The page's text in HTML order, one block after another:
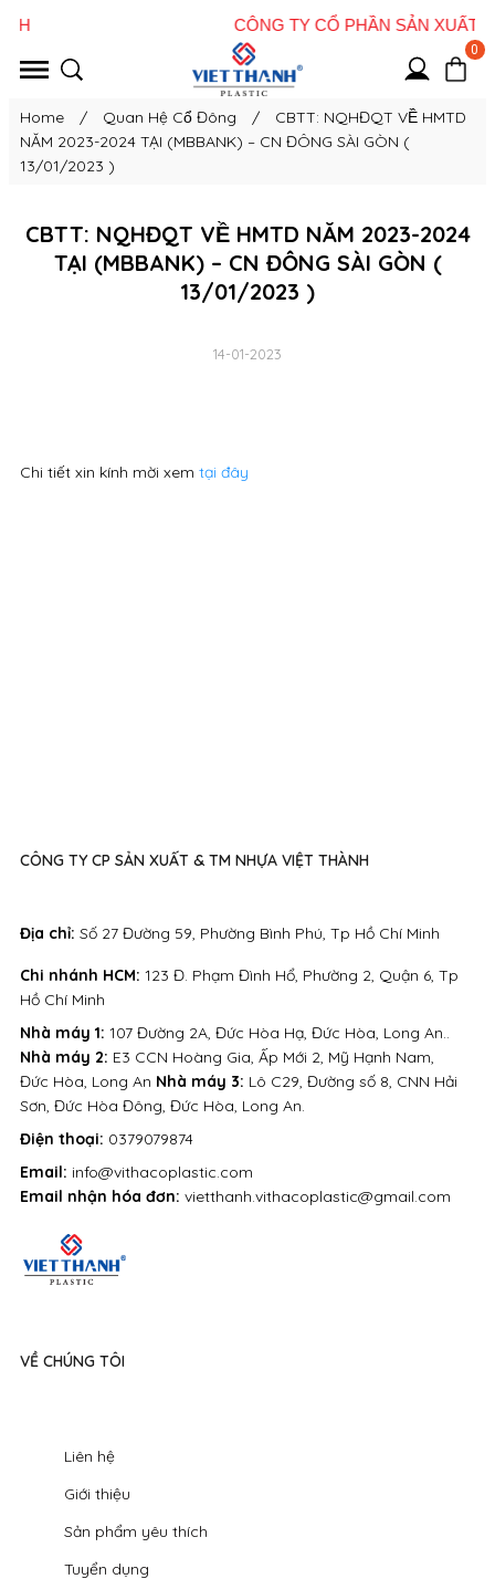
0
Home / Quan Hệ Cổ Đông /
CBTT: NQHĐQT VỀ HMTD
NĂM 2023-2024 TẠI (MBBANK) – CN ĐÔNG SÀI GÒN (
13/01/2023 )
CBTT: NQHĐQT VỀ HMTD NĂM 2023-2024
TẠI (MBBANK) – CN ĐÔNG SÀI GÒN (
13/01/2023 )
14-01-2023
Chi tiết xin kính mời xem tại đây
VỀ CHÚNG TÔI
Liên hệ
Giới thiệu
Sản phẩm yêu thích
Tuyển dụng
Địa chỉ: Số 27 Đường 59, Phường Bình Phú, Tp Hồ Chí Minh
Điện thoại: 0379079874
Email: info@vithacoplastic.com
Email nhận hóa đơn: vietthanh.vithacoplastic@gmail.com
CÔNG TY CP SẢN XUẤT & TM NHỰA VIỆT THÀNH
Nhà máy 1: 107 Đường 2A, Đức Hòa Hạ, Đức Hòa, Long An..
Nhà máy 2: E3 CCN Hoàng Gia, Ấp Mới 2, Mỹ Hạnh Nam,
Đức Hòa, Long An Nhà máy 3: Lô C29, Đường số 8, CNN Hải
Sơn, Đức Hòa Đông, Đức Hòa, Long An.
Chi nhánh HCM: 123 Đ. Phạm Đình Hổ, Phường 2, Quận 6, Tp
Hồ Chí Minh